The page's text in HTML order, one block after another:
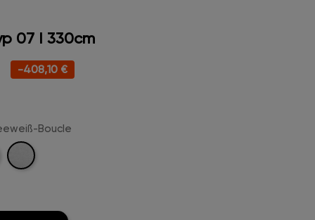
07 I 330cm
-408,10 €
Boucle
Schneeweiß-
Boucle